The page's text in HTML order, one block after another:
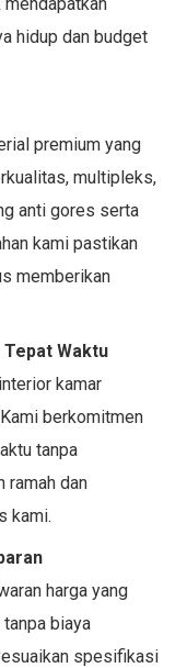
hidup dan budget
premium yang
multipleks,
anti gores serta
kami pastikan
memberikan
Waktu
kamar
berkomitmen
tanpa
ramah dan
kami.
harga yang
biaya
spesifikasi